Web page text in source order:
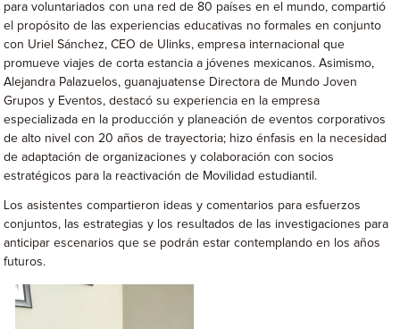
para voluntariados con una red de 80 países en el mundo, compartió
el propósito de las experiencias educativas no formales en conjunto
con Uriel Sánchez, CEO de Ulinks, empresa internacional que
promueve viajes de corta estancia a jóvenes mexicanos. Asimismo,
Alejandra Palazuelos, guanajuatense Directora de Mundo Joven
Grupos y Eventos, destacó su experiencia en la empresa
especializada en la producción y planeación de eventos corporativos
de alto nivel con 20 años de trayectoria; hizo énfasis en la necesidad
de adaptación de organizaciones y colaboración con socios
estratégicos para la reactivación de Movilidad estudiantil.
Los asistentes compartieron ideas y comentarios para esfuerzos
conjuntos, las estrategias y los resultados de las investigaciones para
anticipar escenarios que se podrán estar contemplando en los años
futuros.